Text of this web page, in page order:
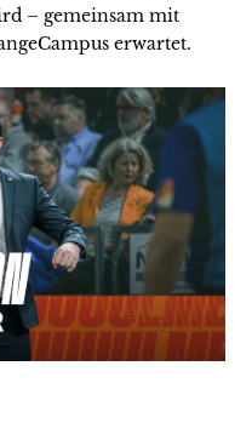
– gemeinsam mit
erwartet.